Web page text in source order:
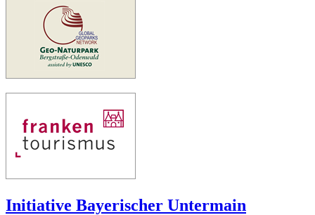
Initiative Bayerischer Untermain